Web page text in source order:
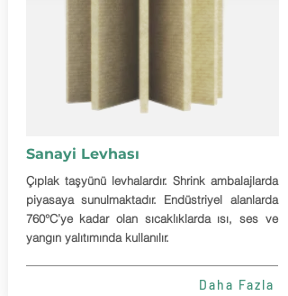
Sanayi Levhası
Çıplak taşyünü levhalardır. Shrink ambalajlarda
piyasaya sunulmaktadır. Endüstriyel alanlarda
760°C’ye kadar olan sıcaklıklarda ısı, ses ve
yangın yalıtımında kullanılır.
Daha Fazla